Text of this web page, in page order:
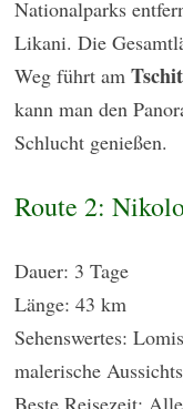
Nationalparks
Likani. Die
Weg führt am
kann man den
Schlucht genießen.
Route 2:
Dauer: 3 Tage
Länge: 43 km
Sehenswertes:
malerische
Beste Reisezeit: